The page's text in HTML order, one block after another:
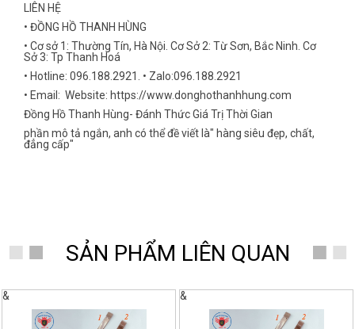
LIÊN HỆ
• ĐỒNG HỒ THANH HÙNG
• Cơ sở 1: Thường Tín, Hà Nội. Cơ Sở 2: Từ Sơn, Bắc Ninh. Cơ
Sở 3: Tp Thanh Hoá
• Hotline: 096.188.2921. • Zalo:096.188.2921
• Email: Website: https://www.donghothanhhung.com
Đồng Hồ Thanh Hùng- Đánh Thức Giá Trị Thời Gian
phần mô tả ngắn, anh có thể đề viết là" hàng siêu đẹp, chất,
đẳng cấp"
SẢN PHẨM LIÊN QUAN
& &